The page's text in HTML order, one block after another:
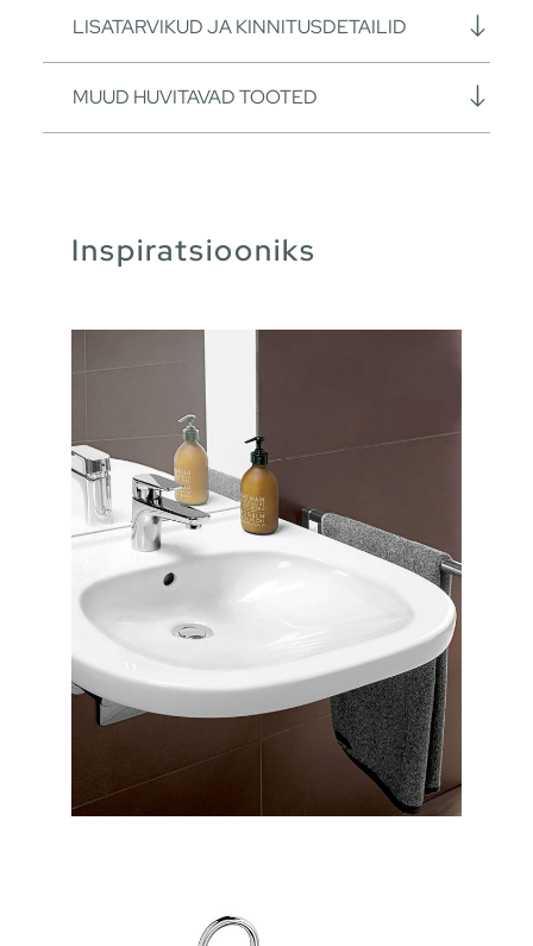
LISATARVIKUD JA KINNITUSDETAILID
MUUD HUVITAVAD TOOTED
Inspiratsiooniks